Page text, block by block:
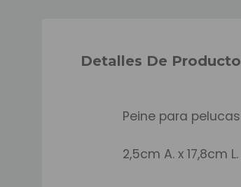
Detalles De Producto
Peine para pelucas
2,5cm A. x 17,8cm L.